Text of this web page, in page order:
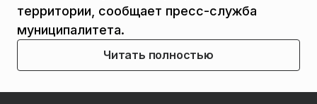
территории, сообщает пресс-служба
муниципалитета.
Читать полностью